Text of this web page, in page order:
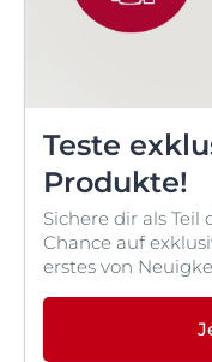
Teste
Produkte!
Sichere dir als
Chance auf
erstes von